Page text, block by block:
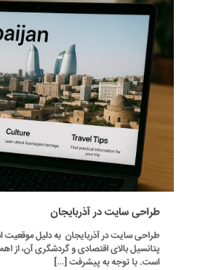
طراحی سایت در آذربایجان
طراحی سایت در آذربایجان به دلیل موقعیت
پتانسیل بالای اقتصادی و گردشگری آن، از
است. با توجه به پیشرفت […]